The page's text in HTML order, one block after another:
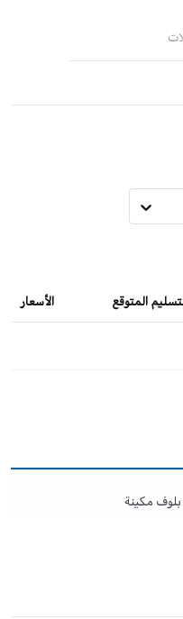
المتوقع الأسعار